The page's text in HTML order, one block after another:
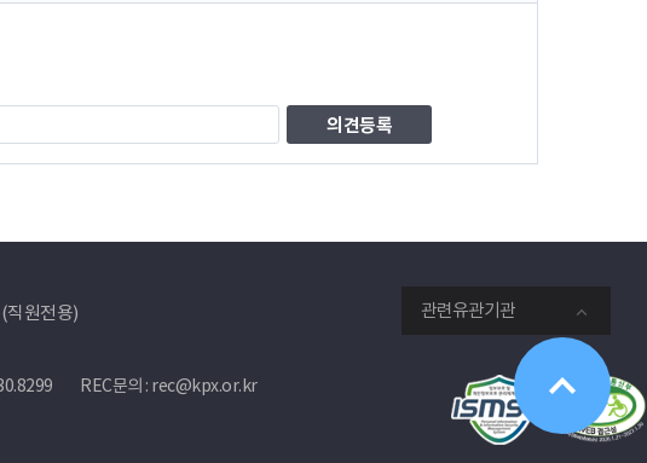
관련유관기관
직원전용)
REC문의 : rec@kpx.or.kr